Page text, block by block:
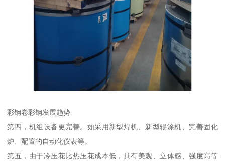
彩钢卷彩钢发展趋势
第四，机组设备更完善。如采用新型焊机、新型辊涂机、完善固化
炉、配置的自动化仪表等。
第五，由于冷压花比热压花成本低，具有美观、立体感、强度高等